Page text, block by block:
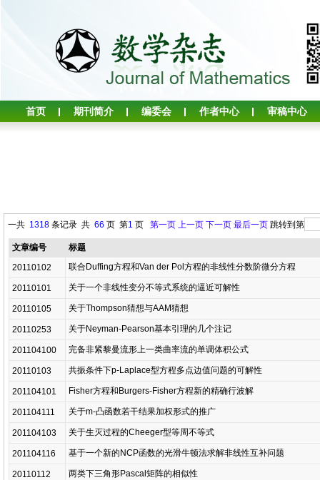
首页 期刊简介 编委会 作者中心 审稿中心
一共 1318 条记录 共 66 页 第1 页 第一页 上一页 下一页 最后一页 跳转到第
文章编号
标题
20110102
联合Duffing方程和Van der Pol方程的非线性分数阶微分方程
20110101 关于一个非线性变分不等式系统的逼近可解性
20110105 关于Thompson猜想与AAM猜想
20110253 关于Neyman-Pearson基本引理的几个注记
201104100 完备非紧黎曼流形上一类曲率流的单调体积公式
20110103 共振条件下p-Laplace型方程多点边值问题的可解性
201104101 Fisher方程和Burgers-Fisher方程新的精确行波解
201104111 关于m-凸函数若干结果加权形式的推广
201104103 关于生灭过程的Cheeger型等周不等式
201104116 基于一个新的NCP函数的光滑牛顿法求解非线性互补问题
20110112 两类下三角形Pascal矩阵的相似性